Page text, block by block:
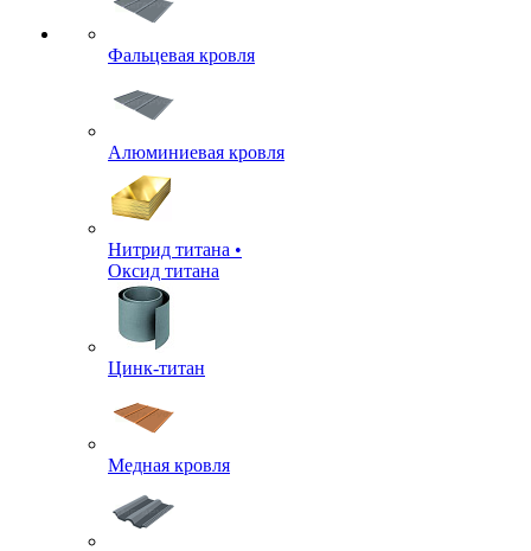
Фальцевая кровля
Алюминиевая кровля
Нитрид титана •
Оксид титана
Цинк-титан
Медная кровля